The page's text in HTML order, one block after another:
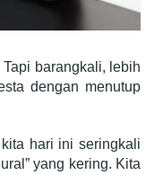
barangkali, lebih
dengan menutup
hari ini seringkali
yang kering. Kita